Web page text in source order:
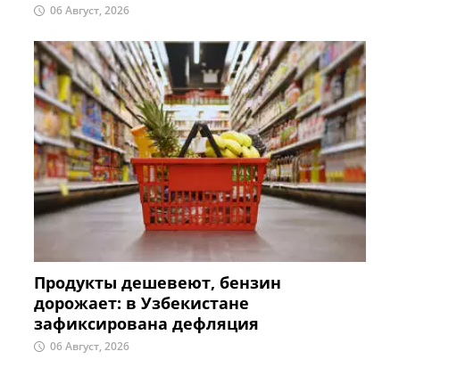
06 Август, 2026
Продукты дешевеют, бензин
дорожает: в Узбекистане
зафиксирована дефляция
06 Август, 2026